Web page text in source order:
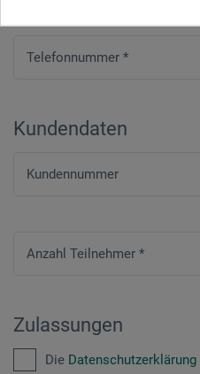
Telefonnummer *
Kundendaten
Kundennummer
Anzahl Teilnehmer *
Zulassungen
Die Datenschutzerklärung